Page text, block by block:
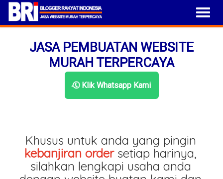
JASA PEMBUATAN WEBSITE
MURAH TERPERCAYA
Klik Whatsapp Kami
Khusus untuk anda yang pingin
kebanjiran ordersetiap harinya,
silahkan lengkapi usaha anda